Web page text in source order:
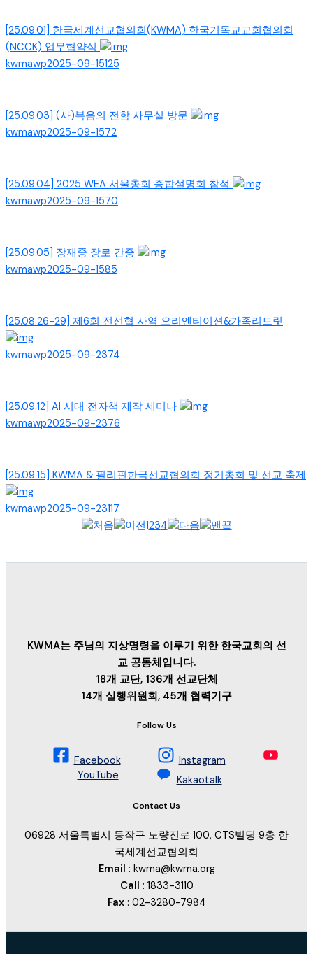
[25.09.01] 한국세계선교협의회(KWMA) 한국기독교교회협의회
(NCCK) 업무협약식
kwmawp2025-09-15125
[25.09.03] (사)복음의 전함 사무실 방문
kwmawp2025-09-1572
[25.09.04] 2025 WEA 서울총회 종합설명회 참석
kwmawp2025-09-1570
[25.09.05] 장재중 장로 간증
kwmawp2025-09-1585
[25.08.26-29] 제6회 전선협 사역 오리엔티이션&가족리트릿
kwmawp2025-09-2374
[25.09.12] AI 시대 전자책 제작 세미나
kwmawp2025-09-2376
[25.09.15] KWMA & 필리핀한국선교협의회 정기총회 및 선교 축제
kwmawp2025-09-23117
1234
KWMA는 주님의 지상명령을 이루기 위한 한국교회의 선
교 공동체입니다.
18개 교단, 136개 선교단체
14개 실행위원회, 45개 협력기구
Follow Us
Facebook
Instagram
YouTube
Kakaotalk
Contact Us
06928 서울특별시 동작구 노량진로 100, CTS빌딩 9층 한
국세계선교협의회
Email : kwma@kwma.org
Call : 1833-3110
Fax : 02-3280-7984